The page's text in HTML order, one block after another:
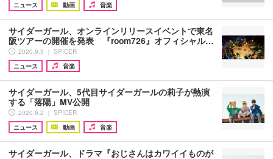
ニュース
動画 音楽
サイダーガール、オンラインリリースイベントで東名
阪ツアーの開催を発表 『room726』オフィシャル…
2020.9.3 ｜ SPICER
ニュース
音楽
サイダーガール、5代目サイダーガールの莉子が熱演
する「落陽」MV公開
2020.9.2 ｜ SPICER
ニュース
動画 音楽
サイダーガール、ドラマ『おじさんはカワイイものが